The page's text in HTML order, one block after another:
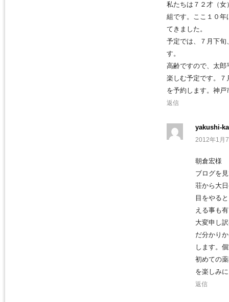
私たちは７２才（女
組です。ここ１０年
てきました。
予定では、７月下旬
す。
高齢ですので、太郎
楽しむ予定です。７
を予約します。神戸
返信
yakushi-
2012年1月
朝倉宏様
ブログを
荘から大
目をやる
える事も
大変申し
だ分かり
します。
初めての
を楽しみ
返信